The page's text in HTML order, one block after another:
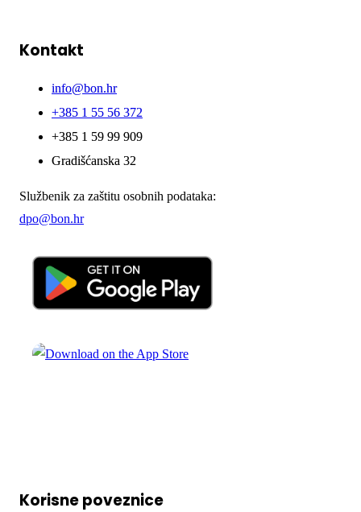
Kontakt
info@bon.hr
+385 1 55 56 372
+385 1 59 99 909
Gradišćanska 32
Službenik za zaštitu osobnih podataka:
dpo@bon.hr
Korisne poveznice